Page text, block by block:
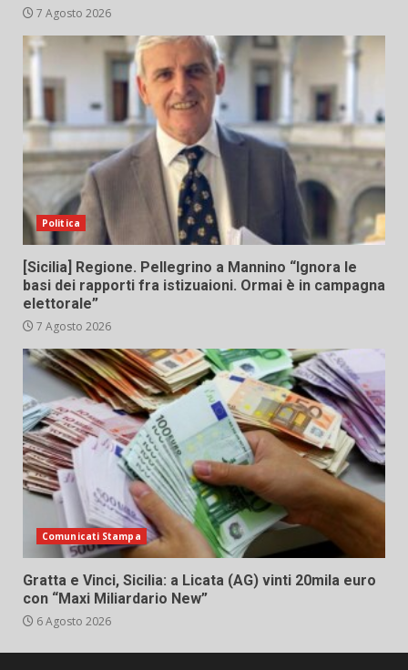
7 Agosto 2026
Politica
[Sicilia] Regione. Pellegrino a Mannino “Ignora le
basi dei rapporti fra istizuaioni. Ormai è in campagna
elettorale”
7 Agosto 2026
Comunicati Stampa
Gratta e Vinci, Sicilia: a Licata (AG) vinti 20mila euro
con “Maxi Miliardario New”
6 Agosto 2026